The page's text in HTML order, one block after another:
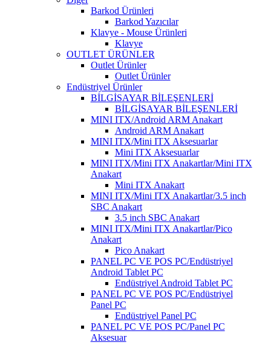
Barkod Ürünleri
Barkod Yazıcılar
Klavye - Mouse Ürünleri
Klavye
OUTLET ÜRÜNLER
Outlet Ürünler
Outlet Ürünler
Endüstriyel Ürünler
BİLGİSAYAR BİLEŞENLERİ
BİLGİSAYAR BİLEŞENLERİ
MINI ITX/Android ARM Anakart
Android ARM Anakart
MINI ITX/Mini ITX Aksesuarlar
Mini ITX Aksesuarlar
MINI ITX/Mini ITX Anakartlar/Mini ITX
Anakart
Mini ITX Anakart
MINI ITX/Mini ITX Anakartlar/3.5 inch
SBC Anakart
3.5 inch SBC Anakart
MINI ITX/Mini ITX Anakartlar/Pico
Anakart
Pico Anakart
PANEL PC VE POS PC/Endüstriyel
Android Tablet PC
Endüstriyel Android Tablet PC
PANEL PC VE POS PC/Endüstriyel
Panel PC
Endüstriyel Panel PC
PANEL PC VE POS PC/Panel PC
Aksesuar